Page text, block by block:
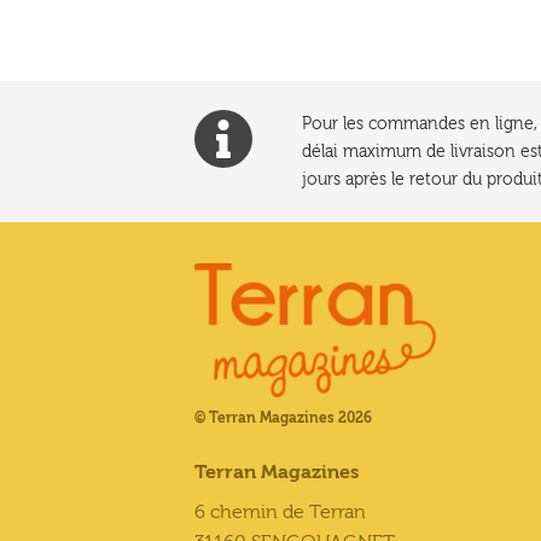
Pour les commandes en
délai maximum de livraison
jours après le retour du
© Terran Magazines 2026
Terran Magazines
6 chemin de Terran